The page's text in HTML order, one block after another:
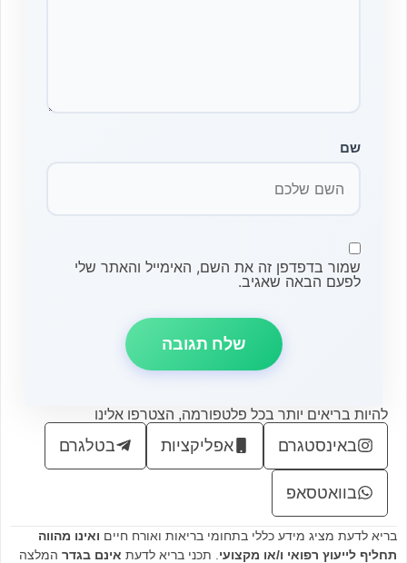
שם
שמור בדפדפן זה את השם, האימייל והאתר שלי
לפעם הבאה שאגיב.
להיות בריאים יותר בכל פלטפורמה, הצטרפו אלינו
באינסטגרם אפליקציות בטלגרם
בוואטסאפ
בריא לדעת מציג מידע כללי בתחומי בריאות ואורח חיים ואינו מהווה
תחליף לייעוץ רפואי ו/או מקצועי . תכני בריא לדעת אינם בגדר המלצה